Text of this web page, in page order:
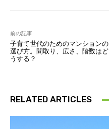
前の記事
子育て世代のためのマンションの
選び方。間取り、広さ、階数はど
うする？
RELATED ARTICLES